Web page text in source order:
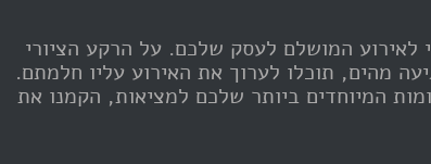
לאירוע המושלם לעסק שלכם. על הרקע הציורי
מהים, תוכלו לערוך את האירוע עליו חלמתם.
המיוחדים ביותר שלכם למציאות, הקמנו את